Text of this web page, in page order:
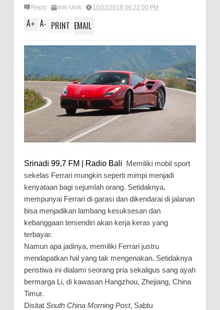
Reply Info Unik 10/22/2018 06:22:00 PM
A+ A- PRINT EMAIL
Srinadi 99,7 FM | Radio Bali Memiliki mobil sport
sekelas Ferrari mungkin seperti mimpi menjadi
kenyataan bagi sejumlah orang. Setidaknya,
mempunyai Ferrari di garasi dan dikendarai di jalanan
bisa menjadikan lambang kesuksesan dan
kebanggaan tersendiri akan kerja keras yang
terbayar.
Namun apa jadinya, memiliki Ferrari justru
mendapatkan hal yang tak mengenakan. Setidaknya
peristiwa ini dialami seorang pria sekaligus sang ayah
bermarga Li, di kawasan Hangzhou, Zhejiang, China
Timur.
Disitat South China Morning Post, Sabtu